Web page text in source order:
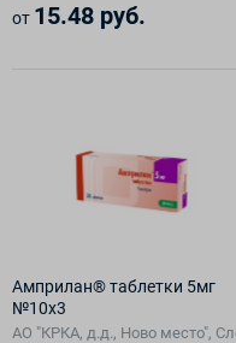
от 15.48 руб.
Амприлан® таблетки 5мг
№10х3
АО "КРКА, д.д., Ново место",